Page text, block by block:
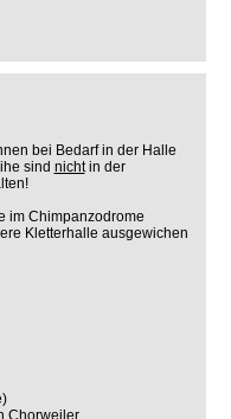
bei Bedarf in der Halle
sind nichtin der
im Chimpanzodrome
Kletterhalle ausgewichen
Chorweiler